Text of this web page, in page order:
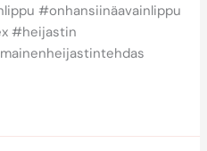
#onhansiinäavainlippu
#heijastin